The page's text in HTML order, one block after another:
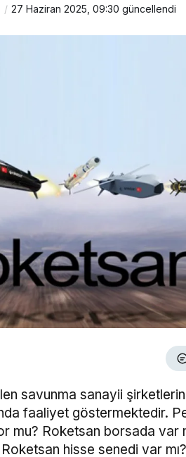
27 Haziran 2025, 09:30 güncellendi
savunma sanayii
faaliyet göstermektedir.
mu? Roketsan borsada var
hisse senedi var